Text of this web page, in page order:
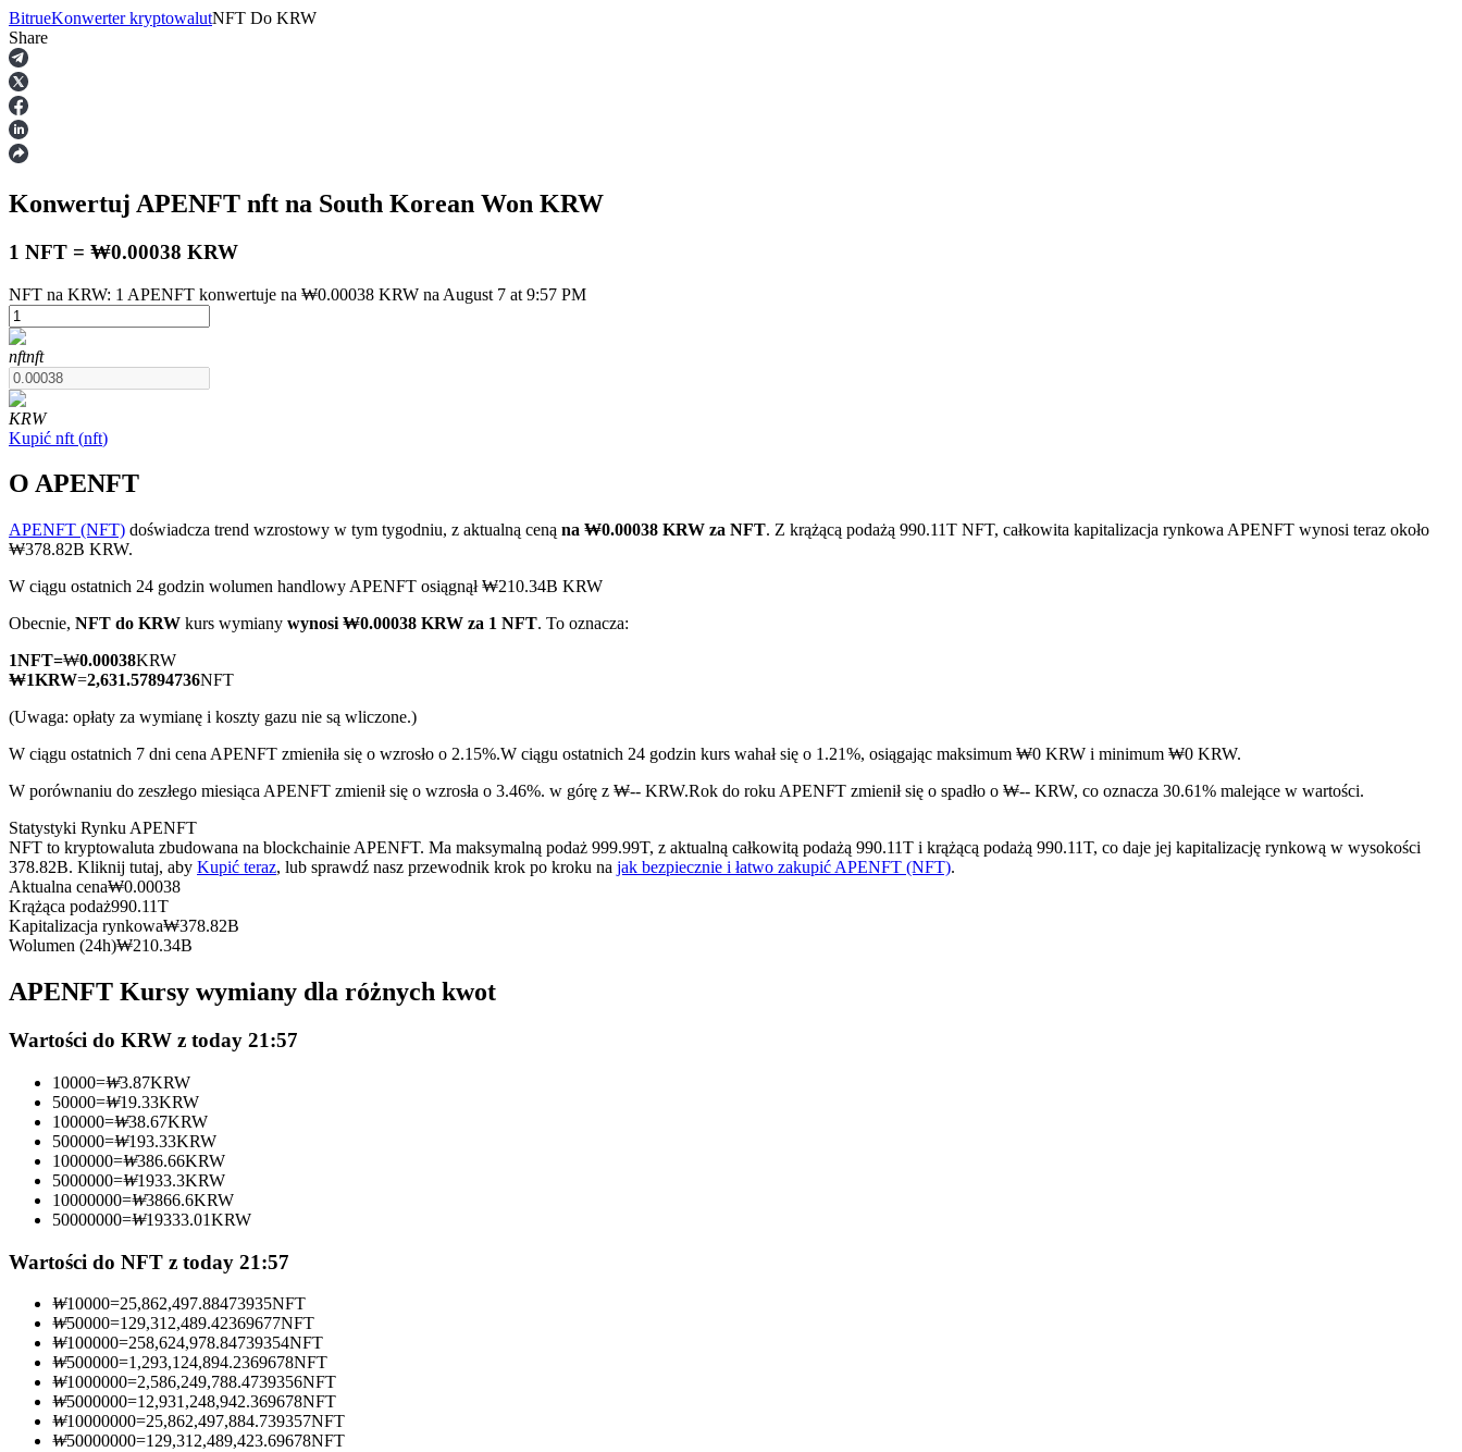
Kontrakty terminowe
Kontrakty terminowe na USDT
Kontrakty futures wykorzystujące USDT jako zabezpieczenie
Kontrakty terminowe COIN-M
Kontrakty terminowe na kryptowaluty
Kontrakty futures wykorzystujące USDC jako zabezpieczenie
Kopiowanie Transakcji
Dołącz do najlepszych traderów
BitrueKonwerter kryptowalutNFT Do KRW
Share
Konwertuj APENFT nft na South Korean Won KRW
1 NFT = ₩0.00038 KRW
NFT na KRW: 1 APENFT konwertuje na ₩0.00038 KRW na August 7 at 9:57 PM
nftnft
KRW
Kupić nft (nft)
O APENFT
APENFT (NFT) doświadcza trend wzrostowy w tym tygodniu, z aktualną ceną na ₩0.00038 KRW za NFT. Z krążącą podażą 990.11T NFT, całkowita kapitalizacja rynkowa APENFT wynosi teraz około
₩378.82B KRW.
W ciągu ostatnich 24 godzin wolumen handlowy APENFT osiągnął ₩210.34B KRW
Obecnie, NFT do KRW kurs wymiany wynosi ₩0.00038 KRW za 1 NFT. To oznacza:
1NFT=₩0.00038KRW
₩1KRW=2,631.57894736NFT
(Uwaga: opłaty za wymianę i koszty gazu nie są wliczone.)
W ciągu ostatnich 7 dni cena APENFT zmieniła się o wzrosło o 2.15%.W ciągu ostatnich 24 godzin kurs wahał się o 1.21%, osiągając maksimum ₩0 KRW i minimum ₩0 KRW.
W porównaniu do zeszłego miesiąca APENFT zmienił się o wzrosła o 3.46%. w górę z ₩-- KRW.Rok do roku APENFT zmienił się o spadło o ₩-- KRW, co oznacza 30.61% malejące w wartości.
Statystyki Rynku APENFT
NFT to kryptowaluta zbudowana na blockchainie APENFT. Ma maksymalną podaż 999.99T, z aktualną całkowitą podażą 990.11T i krążącą podażą 990.11T, co daje jej kapitalizację rynkową w wysokości
378.82B. Kliknij tutaj, aby Kupić teraz, lub sprawdź nasz przewodnik krok po kroku na jak bezpiecznie i łatwo zakupić APENFT (NFT).
Aktualna cena₩0.00038
Krążąca podaż990.11T
Kapitalizacja rynkowa₩378.82B
Wolumen (24h)₩210.34B
APENFT Kursy wymiany dla różnych kwot
Wartości do KRW z today 21:57
10000=₩3.87KRW
50000=₩19.33KRW
100000=₩38.67KRW
500000=₩193.33KRW
1000000=₩386.66KRW
5000000=₩1933.3KRW
10000000=₩3866.6KRW
50000000=₩19333.01KRW
Wartości do NFT z today 21:57
₩10000=25,862,497.88473935NFT
₩50000=129,312,489.42369677NFT
₩100000=258,624,978.84739354NFT
₩500000=1,293,124,894.2369678NFT
₩1000000=2,586,249,788.4739356NFT
₩5000000=12,931,248,942.369678NFT
₩10000000=25,862,497,884.739357NFT
₩50000000=129,312,489,423.69678NFT